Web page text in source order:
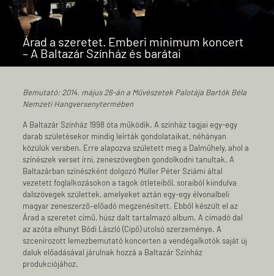
Árad a szeretet. Emberi minimum koncert
– A Baltazár Színház és barátai
Bemutató: 2014. május 26-án a Művészetek Palotája Bartók Béla
Nemzeti Hangversenytermében
A Baltazár Színház 1998 óta működik. A színház tagjai egy-egy
darab születésekor mindig leírták gondolataikat, néhányan
közülük versben. Erre alapozva született meg a Dalműhely, ahol a
színészek verset írni, zeneszövegben gondolkodni tanultak. A
Baltazárban színészként dolgozó Müller Péter Sziámi által
vezetett foglalkozásokon a tagok ötleteiből, soraiból kiindulva
dalszövegek születtek, amelyeket aztán egy-egy élvonalbeli
magyar zeneszerző–előadó megzenésített. Ebből készült el az
Árad a szeretet című, húsz dalt tartalmazó album. A címadó dal
az azóta elhunyt Bódi László (Cipő) utolsó szerzeménye. A
szcenírozott lemezbemutató koncerten a vendégalkotók saját új
daluk előadásával járulnak hozzá a Baltazár Színház
produkciójához.